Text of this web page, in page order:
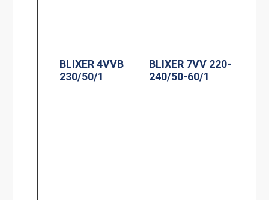
BLIXER 4VVB
230/50/1
BLIXER 7VV 220-
240/50-60/1